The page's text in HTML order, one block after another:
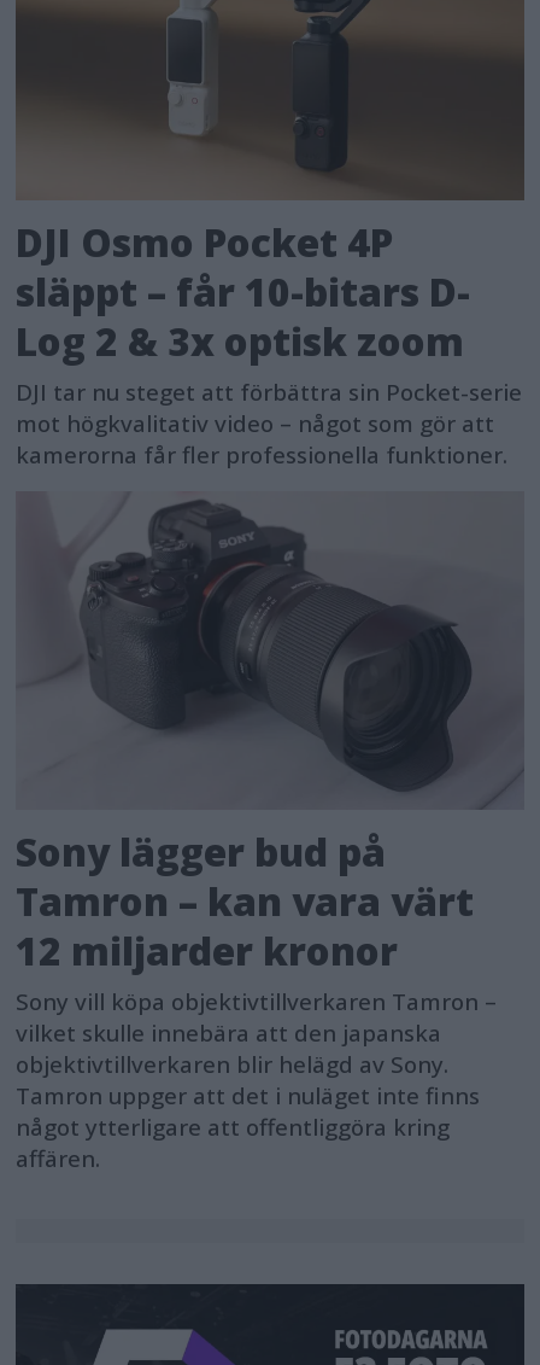
DJI Osmo Pocket 4P
släppt – får 10-bitars D-
Log 2 & 3x optisk zoom
DJI tar nu steget att förbättra sin Pocket-serie
mot högkvalitativ video – något som gör att
kamerorna får fler professionella funktioner.
Sony lägger bud på
Tamron – kan vara värt
12 miljarder kronor
Sony vill köpa objektivtillverkaren Tamron –
vilket skulle innebära att den japanska
objektivtillverkaren blir helägd av Sony.
Tamron uppger att det i nuläget inte finns
något ytterligare att offentliggöra kring
affären.